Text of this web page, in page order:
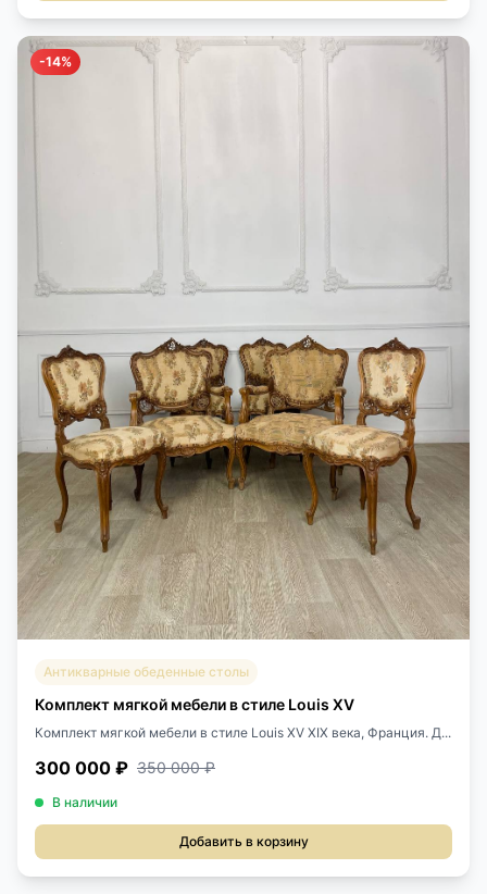
-14%
Антикварные обеденные столы
Комплект мягкой мебели в стиле Louis XV
Комплект мягкой мебели в стиле Louis XV XIX века, Франция. Д...
300 000 ₽ 350 000 ₽
В наличии
Добавить в корзину